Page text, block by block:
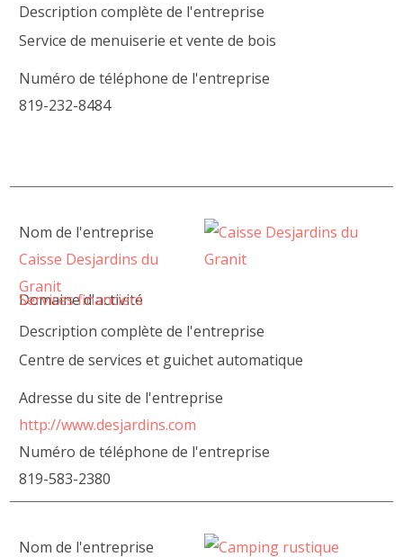
Description complète de l'entreprise
Service de menuiserie et vente de bois
Numéro de téléphone de l'entreprise
819-232-8484
Nom de l'entreprise
Caisse Desjardins du
Granit
Domaine d'activité
Services financiers
Description complète de l'entreprise
Centre de services et guichet automatique
Adresse du site de l'entreprise
http://www.desjardins.com
Numéro de téléphone de l'entreprise
819-583-2380
Nom de l'entreprise